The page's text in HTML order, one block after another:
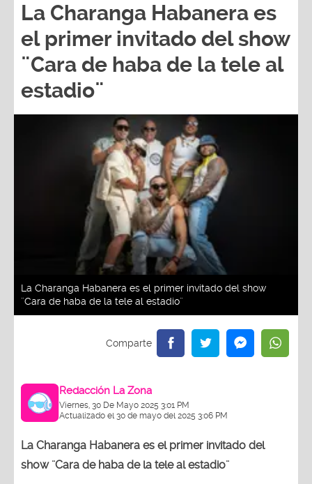
La Charanga Habanera es
el primer invitado del show
¨Cara de haba de la tele al
estadio¨
La Charanga Habanera es el primer invitado del show
¨Cara de haba de la tele al estadio¨
Redacción La Zona
Viernes, 30 De Mayo 2025 3:01 PM
Actualizado el 30 de mayo del 2025 3:06 PM
La Charanga Habanera es el primer invitado del
show ¨Cara de haba de la tele al estadio¨